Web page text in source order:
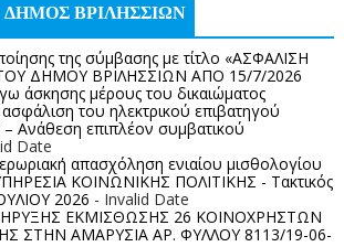
ΔΗΜΟΣ ΒΡΙΛΗΣΣΙΩΝ
της σύμβασης με τίτλο «ΑΣΦΑΛΙΣΗ
ΔΗΜΟΥ ΒΡΙΛΗΣΣΙΩΝ ΑΠΟ 15/7/2026
άσκησης μέρους του δικαιώματος
του ηλεκτρικού επιβατηγού
Ανάθεση επιπλέον συμβατικού
Date
απασχόληση ενιαίου μισθολογίου
ΚΟΙΝΩΝΙΚΗΣ ΠΟΛΙΤΙΚΗΣ - Τακτικός
2026 - Invalid Date
ΕΚΜΙΣΘΩΣΗΣ 26 ΚΟΙΝΟΧΡΗΣΤΩΝ
ΣΤΗΝ ΑΜΑΡΥΣΙΑ ΑΡ. ΦΥΛΛΟΥ 8113/19-06-